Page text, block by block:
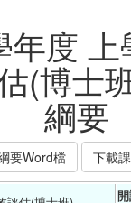
年度
(博士
綱要
要Word檔 下載
開